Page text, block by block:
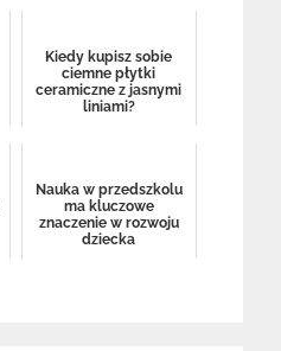
Kiedy kupisz sobie
ciemne płytki
ceramiczne z jasnymi
liniami?
Nauka w przedszkolu
ma kluczowe
znaczenie w rozwoju
dziecka